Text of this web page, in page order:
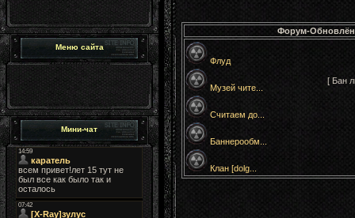
Меню сайта
Мини-чат
Форум-
Флуд
Музей чите...
[ Бан
Считаем до...
Баннерообм...
Клан [dolg...